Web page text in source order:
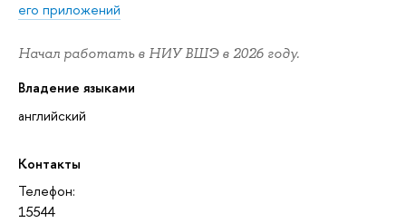
его приложений
Начал работать в НИУ ВШЭ в 2026 году.
Владение языками
английский
Контакты
Телефон:
15544